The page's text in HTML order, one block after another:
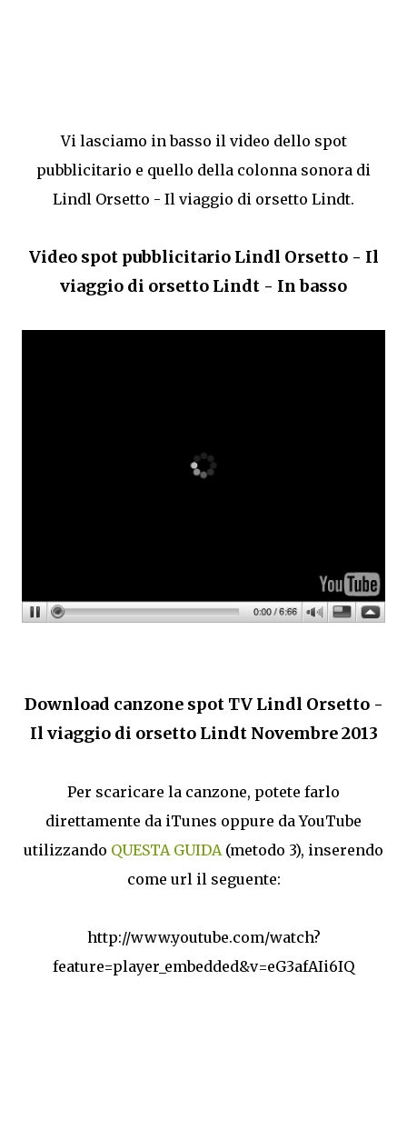
Vi lasciamo in basso il video dello spot
pubblicitario e quello della colonna sonora di
Lindl Orsetto - Il viaggio di orsetto Lindt.
Video spot pubblicitario Lindl Orsetto - Il
viaggio di orsetto Lindt - In basso
Download canzone spot TV Lindl Orsetto -
Il viaggio di orsetto Lindt Novembre 2013
Per scaricare la canzone, potete farlo
direttamente da iTunes oppure da YouTube
utilizzando QUESTA GUIDA (metodo 3), inserendo
come url il seguente:
http://www.youtube.com/watch?
feature=player_embedded&v=eG3afAIi6IQ